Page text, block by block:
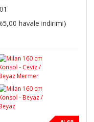
havale indirimi)